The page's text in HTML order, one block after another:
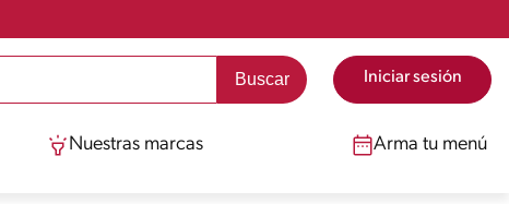
Iniciar sesión
Nuestras marcas Arma tu menú